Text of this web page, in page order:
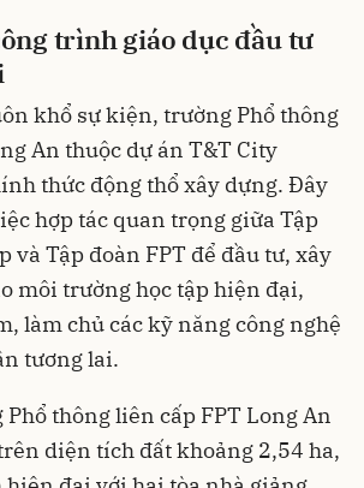
trình giáo dục đầu tư
khổ sự kiện, trường Phổ thông
An thuộc dự án T&T City
thức động thổ xây dựng. Đây
hợp tác quan trọng giữa Tập
và Tập đoàn FPT để đầu tư, xây
môi trường học tập hiện đại,
làm chủ các kỹ năng công nghệ
tương lai.
thông liên cấp FPT Long An
diện tích đất khoảng 2,54 ha,